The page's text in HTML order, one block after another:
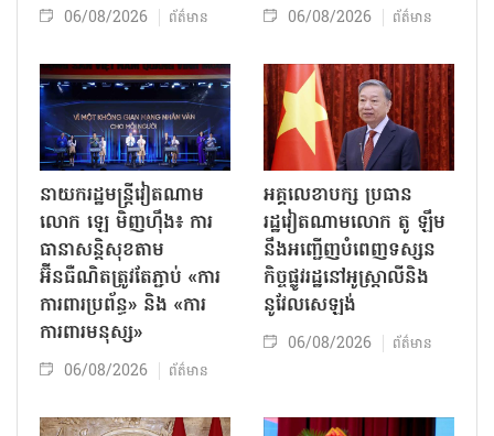
06/08/2026 ព័ត៌មាន 06/08/2026 ព័ត៌មាន
នាយករដ្ឋមន្ត្រីវៀតណាម
លោក ឡេ មិញហ៊ឹង៖ ការ
ធានាសន្តិសុខតាម
អ៊ីនធឺណិតត្រូវតែភ្ជាប់ «ការ
ការពារប្រព័ន្ធ» និង «ការ
ការពារមនុស្ស»
06/08/2026 ព័ត៌មាន
អគ្គលេខាបក្ស ប្រធាន
រដ្ឋវៀតណាមលោក តូ ឡឹម
នឹងអញ្ជើញបំពេញទស្សន
កិច្ចផ្លូវរដ្ឋនៅអូស្ត្រាលីនិង
នូវែលសេឡង់
06/08/2026 ព័ត៌មាន